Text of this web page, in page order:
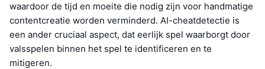
waardoor de tijd en moeite die nodig zijn voor handmatige
contentcreatie worden verminderd. AI-cheatdetectie is
een ander cruciaal aspect, dat eerlijk spel waarborgt door
valsspelen binnen het spel te identificeren en te
mitigeren.